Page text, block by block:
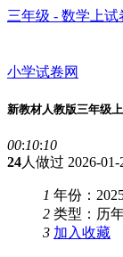
三年级 - 数学上试
小学试卷网
新教材人教版三年级
00:10:10
24人做过 2026-
1 年份：
2 类型：历
3 加入收藏